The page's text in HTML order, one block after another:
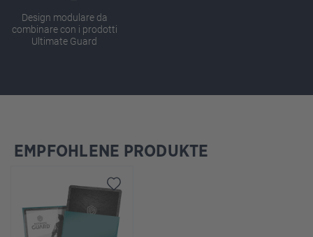
Design modulare da
combinare con i prodotti
Ultimate Guard
Salta la galleria dei prodotti
EMPFOHLENE PRODUKTE